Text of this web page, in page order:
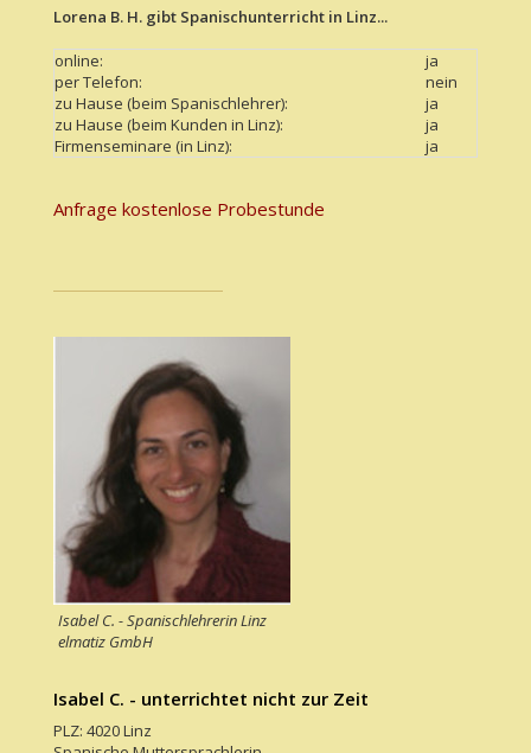
Lorena B. H. gibt Spanischunterricht in Linz...
online:
ja
per Telefon:
nein
zu Hause (beim Spanischlehrer):
ja
zu Hause (beim Kunden in Linz):
ja
Firmenseminare (in Linz):
ja
Anfrage kostenlose Probestunde
Isabel C. - Spanischlehrerin Linz
elmatiz GmbH
Isabel C. - unterrichtet nicht zur Zeit
PLZ: 4020 Linz